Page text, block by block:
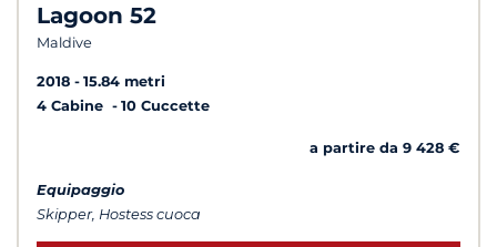
Lagoon 52
Maldive
2018
15.84 metri
4 Cabine
10 Cuccette
a partire da 9 428 €
Equipaggio
Skipper, Hostess cuoca